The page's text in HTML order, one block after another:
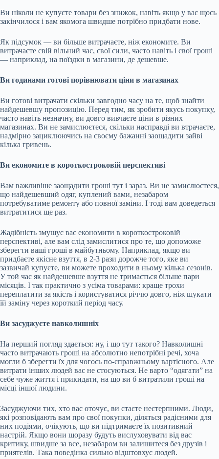
Ви ніколи не купуєте товари без знижок, навіть якщо у вас щось
закінчилося і вам якомога швидше потрібно придбати нове.
Як підсумок — ви більше витрачаєте, ніж економите. Ви
витрачаєте свій вільний час, свої сили, часто навіть і свої гроші
— наприклад, на поїздки в магазини, де дешевше.
Ви годинами готові порівнювати ціни в магазинах
Ви готові витрачати скільки завгодно часу на те, щоб знайти
найдешевшу пропозицію. Перед тим, як зробити якусь покупку,
часто навіть незначну, ви довго вивчаєте ціни в різних
магазинах. Ви не замислюєтеся, скільки насправді ви втрачаєте,
надмірно зациклюючись на своєму бажанні заощадити зайві
кілька гривень.
Ви економите в короткостроковій перспективі
Вам важливіше заощадити гроші тут і зараз. Ви не замислюєтеся,
що найдешевший одяг, куплений вами, незабаром
потребуватиме ремонту або повної заміни. І тоді вам доведеться
витратитися ще раз.
Жадібність змушує вас економити в короткостроковій
перспективі, але вам слід замислитися про те, що допоможе
зберегти ваші гроші в майбутньому. Наприклад, якщо ви
придбаєте якісне взуття, в 2-3 рази дорожче того, яке ви
зазвичай купуєте, ви можете проходити в ньому кілька сезонів.
У той час як найдешевше взуття не тримається більше пари
місяців. І так практично з усіма товарами: краще трохи
переплатити за якість і користуватися річчю довго, ніж шукати
їй заміну через короткий період часу.
Ви засуджуєте навколишніх
На перший погляд здається: ну, і що тут такого? Навколишні
часто витрачають гроші на абсолютно непотрібні речі, хоча
могли б зберегти їх для чогось по-справжньому вартісного. Але
витрати інших людей вас не стосуються. Не варто “одягати” на
себе чуже життя і прикидати, на що ви б витратили гроші на
місці іншої людини.
Засуджуючи тих, хто вас оточує, ви стаєте нестерпними. Люди,
які розповідають вам про свої покупки, діляться радісними для
них подіями, очікують, що ви підтримаєте їх позитивний
настрій. Якщо вони щоразу будуть вислуховувати від вас
критику, швидше за все, незабаром ви залишитеся без друзів і
приятелів. Така поведінка сильно відштовхує людей.